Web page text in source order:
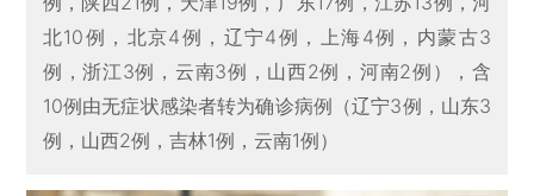
北10例，北京4例，辽宁4例，上海4例，内蒙古3
例，浙江3例，云南3例，山西2例，河南2例），含
10例由无症状感染者转为确诊病例（辽宁3例，山东3
例，山西2例，吉林1例，云南1例）